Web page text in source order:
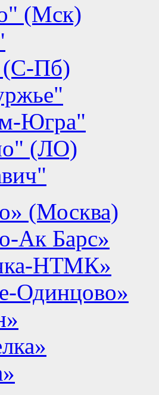
(Мск)
(С-Пб)
Югра"
(ЛО)
(Москва)
Ак Барс»
НТМК»
Одинцово»